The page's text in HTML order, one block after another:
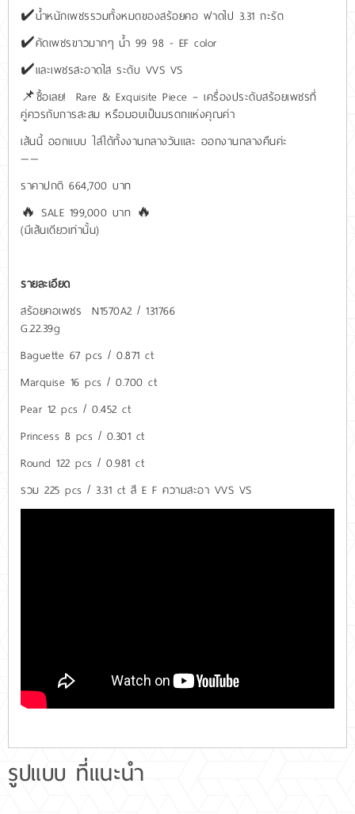
✔️น้ำหนักเพชรรวมทั้งหมดของสร้อยคอ ฟาดไป 3.31 กะรัต
✔️คัดเพชรขาวมากๆ น้ำ 99 98 - EF color
✔️และเพชรสะอาดใส ระดับ VVS VS
📌ซื้อเลย! Rare & Exquisite Piece – เครื่องประดับสร้อยเพชรที่
คู่ควรกับการสะสม หรือมอบเป็นมรดกแห่งคุณค่า
เส้นนี้ ออกแบบ ใส่ได้ทั้งงานกลางวันและ ออกงานกลางคืนค่ะ
——
ราคาปกติ 664,700 บาท
🔥 SALE 199,000 บาท 🔥
(มีเส้นเดียวเท่านั้น)
รายละเอียด
สร้อยคอเพชร N1570A2 / 131766
G.22.39g
Baguette 67 pcs / 0.871 ct
Marquise 16 pcs / 0.700 ct
Pear 12 pcs / 0.452 ct
Princess 8 pcs / 0.301 ct
Round 122 pcs / 0.981 ct
รวม 225 pcs / 3.31 ct สี E F ความสะอา VVS VS
รูปแบบ ที่แนะนำ